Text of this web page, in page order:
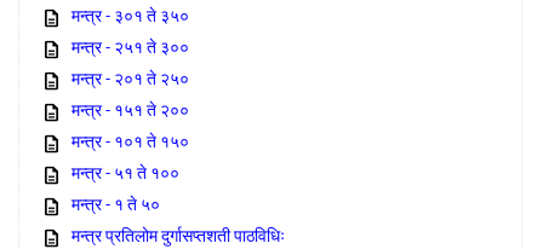
मन्त्र - ३०१ ते ३५०
मन्त्र - २५१ ते ३००
मन्त्र - २०१ ते २५०
मन्त्र - १५१ ते २००
मन्त्र - १०१ ते १५०
मन्त्र - ५१ ते १००
मन्त्र - १ ते ५०
मन्त्र प्रतिलोम दुर्गासप्तशती पाठविधिः